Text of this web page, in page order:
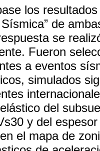
los
de
se
Fueron
a eventos
simulados
del
y del
el mapa de